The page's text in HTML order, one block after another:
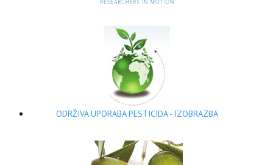
ODRŽIVA UPORABA PESTICIDA - IZOBRAZBA